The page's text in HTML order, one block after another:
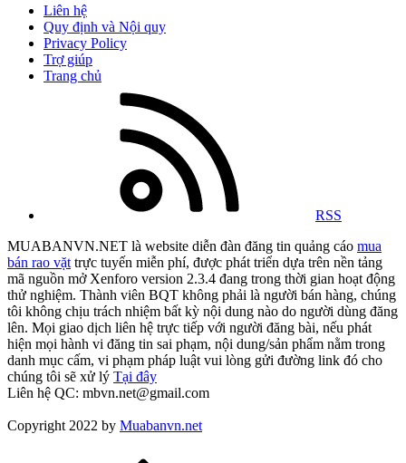
Liên hệ
Quy định và Nội quy
Privacy Policy
Trợ giúp
Trang chủ
RSS
MUABANVN.NET là website diễn đàn đăng tin quảng cáo mua
bán rao vặt trực tuyến miễn phí, được phát triển dựa trên nền tảng
mã nguồn mở Xenforo version 2.3.4 đang trong thời gian hoạt động
thử nghiệm. Thành viên BQT không phải là người bán hàng, chúng
tôi không chịu trách nhiệm bất kỳ nội dung nào do người dùng đăng
lên. Mọi giao dịch liên hệ trực tiếp với người đăng bài, nếu phát
hiện mọi hành vi đăng tin sai phạm, nội dung/sản phẩm nằm trong
danh mục cấm, vi phạm pháp luật vui lòng gửi đường link đó cho
chúng tôi sẽ xử lý Tại đây
Liên hệ QC: mbvn.net@gmail.com
Copyright 2022 by Muabanvn.net